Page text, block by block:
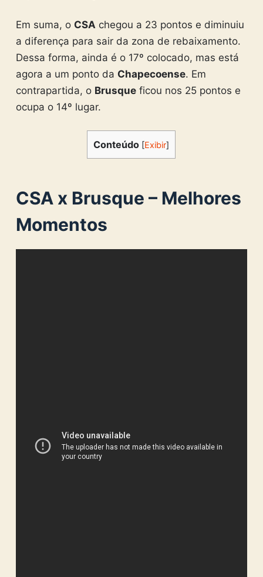
Em suma, o CSAchegou a 23 pontos e diminuiu
a diferença para sair da zona de rebaixamento.
Dessa forma, ainda é o 17º colocado, mas está
agora a um ponto da Chapecoense. Em
contrapartida, o Brusqueficou nos 25 pontos e
ocupa o 14º lugar.
Conteúdo [Exibir]
CSA x Brusque – Melhores
Momentos